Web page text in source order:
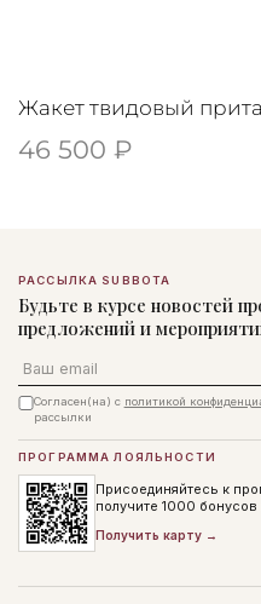
Жакет твидовый
46 500 ₽
РАССЫЛКА SUBBOTA
Будьте в курсе новостей
предложений и
Email
Согласен(на) с политикой
рассылки
ПРОГРАММА ЛОЯЛЬНОСТИ
Присоединяйтесь к
получите 1000
Получить карту →